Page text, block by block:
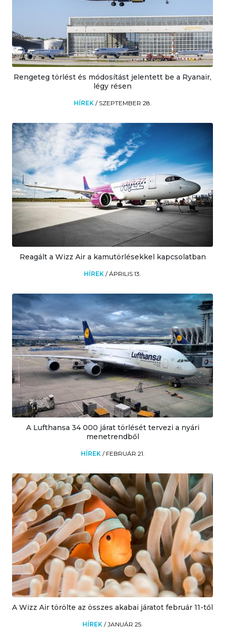
Rengeteg törlést és módosítást jelentett be a Ryanair,
légy résen
HÍREK / SZEPTEMBER 28.
Reagált a Wizz Air a kamutörlésekkel kapcsolatban
HÍREK /ÁPRILIS 13.
A Lufthansa 34 000 járat törlését tervezi a nyári
menetrendből
HÍREK / FEBRUÁR 21.
A Wizz Air törölte az összes akabai járatot február 11-től
HÍREK /JANUÁR 25.